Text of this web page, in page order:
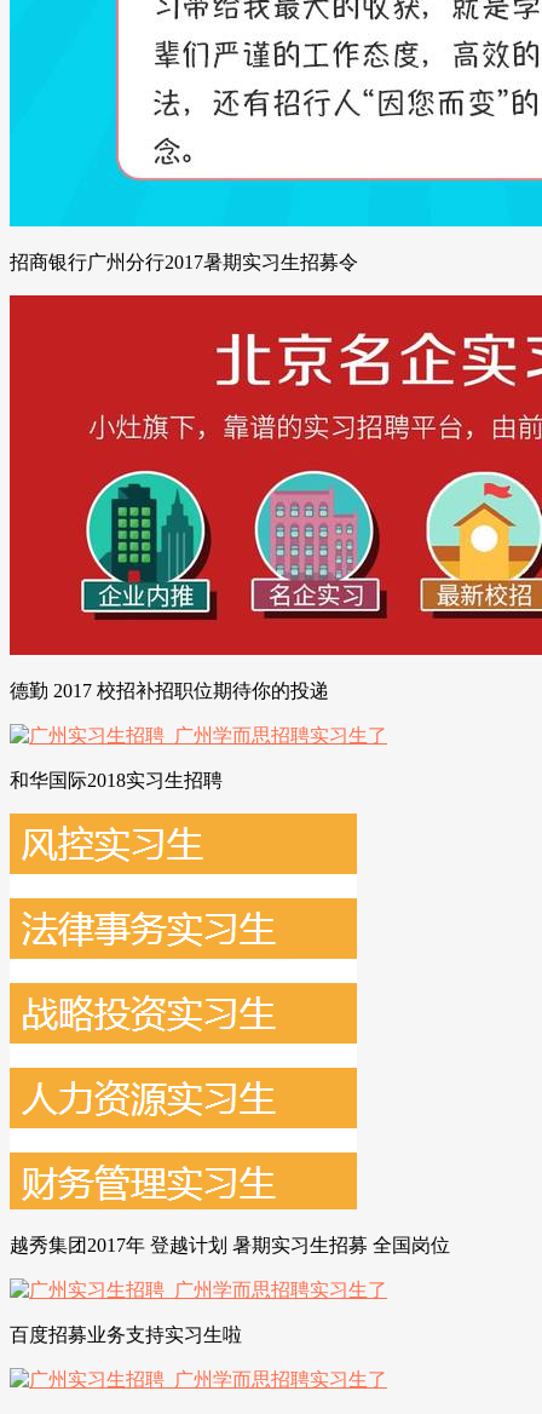
招商银行广州分行2017暑期实习生招募令
德勤 2017 校招补招职位期待你的投递
和华国际2018实习生招聘
越秀集团2017年 登越计划 暑期实习生招募 全国岗位
百度招募业务支持实习生啦